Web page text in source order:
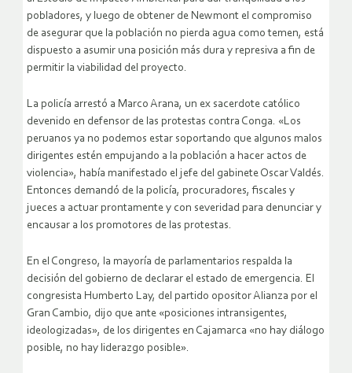
pobladores, y luego de obtener de Newmont el compromiso
de asegurar que la población no pierda agua como temen, está
dispuesto a asumir una posición más dura y represiva a fin de
permitir la viabilidad del proyecto.
La policía arrestó a Marco Arana, un ex sacerdote católico
devenido en defensor de las protestas contra Conga. «Los
peruanos ya no podemos estar soportando que algunos malos
dirigentes estén empujando a la población a hacer actos de
violencia», había manifestado el jefe del gabinete Oscar Valdés.
Entonces demandó de la policía, procuradores, fiscales y
jueces a actuar prontamente y con severidad para denunciar y
encausar a los promotores de las protestas.
En el Congreso, la mayoría de parlamentarios respalda la
decisión del gobierno de declarar el estado de emergencia. El
congresista Humberto Lay, del partido opositor Alianza por el
Gran Cambio, dijo que ante «posiciones intransigentes,
ideologizadas», de los dirigentes en Cajamarca «no hay diálogo
posible, no hay liderazgo posible».